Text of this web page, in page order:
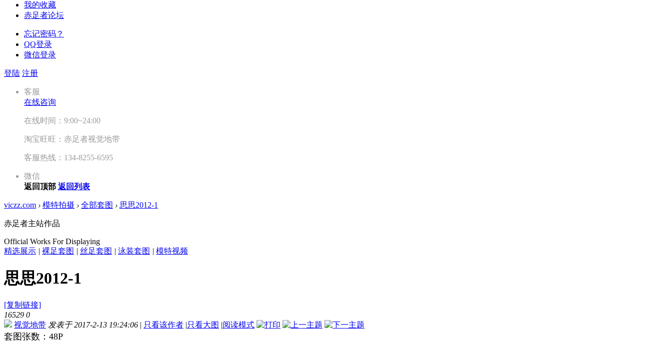
我的收藏
赤足者论坛
忘记密码？
QQ登录
微信登录
登陆 注册
客服
在线咨询
在线时间：9:00~24:00
淘宝旺旺：赤足者视觉地带
客服热线：134-8255-6595
微信
返回顶部 返回列表
viczz.com › 模特拍摄 › 全部套图 › 思思2012-1
赤足者主站作品
Official Works For Displaying
精选展示 | 裸足套图 | 丝足套图 | 泳装套图 | 模特视频
思思2012-1
[复制链接]
16529 0
视觉地带 发表于 2017-2-13 19:24:06 | 只看该作者 |只看大图 |阅读模式
套图张数：48P